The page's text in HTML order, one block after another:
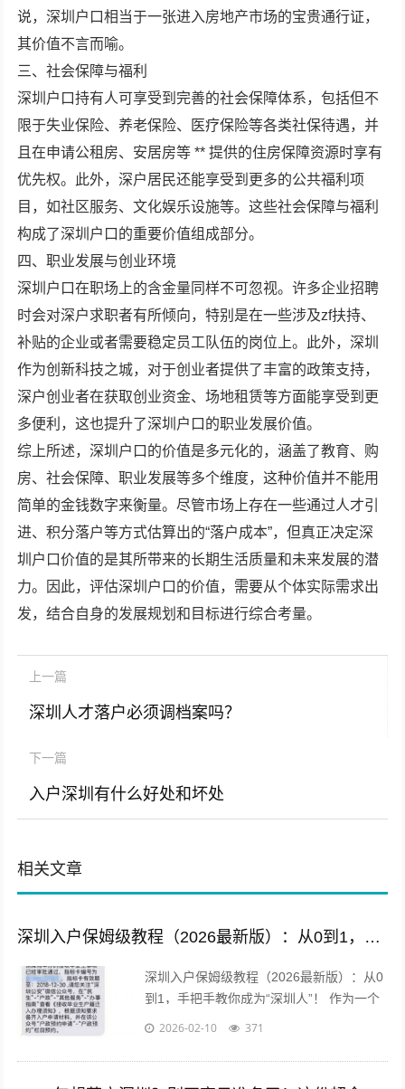
说，深圳户口相当于一张进入房地产市场的宝贵通行证，
其价值不言而喻。
三、社会保障与福利
深圳户口持有人可享受到完善的社会保障体系，包括但不
限于失业保险、养老保险、医疗保险等各类社保待遇，并
且在申请公租房、安居房等 ** 提供的住房保障资源时享有
优先权。此外，深户居民还能享受到更多的公共福利项
目，如社区服务、文化娱乐设施等。这些社会保障与福利
构成了深圳户口的重要价值组成部分。
四、职业发展与创业环境
深圳户口在职场上的含金量同样不可忽视。许多企业招聘
时会对深户求职者有所倾向，特别是在一些涉及zf扶持、
补贴的企业或者需要稳定员工队伍的岗位上。此外，深圳
作为创新科技之城，对于创业者提供了丰富的政策支持，
深户创业者在获取创业资金、场地租赁等方面能享受到更
多便利，这也提升了深圳户口的职业发展价值。
综上所述，深圳户口的价值是多元化的，涵盖了教育、购
房、社会保障、职业发展等多个维度，这种价值并不能用
简单的金钱数字来衡量。尽管市场上存在一些通过人才引
进、积分落户等方式估算出的“落户成本”，但真正决定深
圳户口价值的是其所带来的长期生活质量和未来发展的潜
力。因此，评估深圳户口的价值，需要从个体实际需求出
发，结合自身的发展规划和目标进行综合考量。
上一篇
深圳人才落户必须调档案吗？
下一篇
入户深圳有什么好处和坏处
相关文章
深圳入户保姆级教程（2026最新版）：从0到1，手把手教你成为“深圳人”！
深圳入户保姆级教程（2026最新版）：从0
到1，手把手教你成为“深圳人”！ 作为一个
从“深漂”到“新深圳人”的过来人，我深知拿
2026-02-10 371